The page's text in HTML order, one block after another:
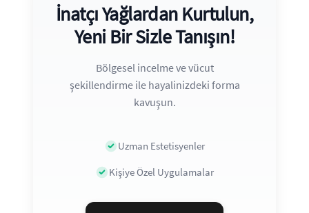
İnatçı Yağlardan Kurtulun,
Yeni Bir Sizle Tanışın!
Bölgesel incelme ve vücut
şekillendirme ile hayalinizdeki forma
kavuşun.
Uzman Estetisyenler
Kişiye Özel Uygulamalar